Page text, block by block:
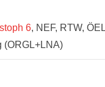
6, NEF, RTW,
(ORGL+LNA)